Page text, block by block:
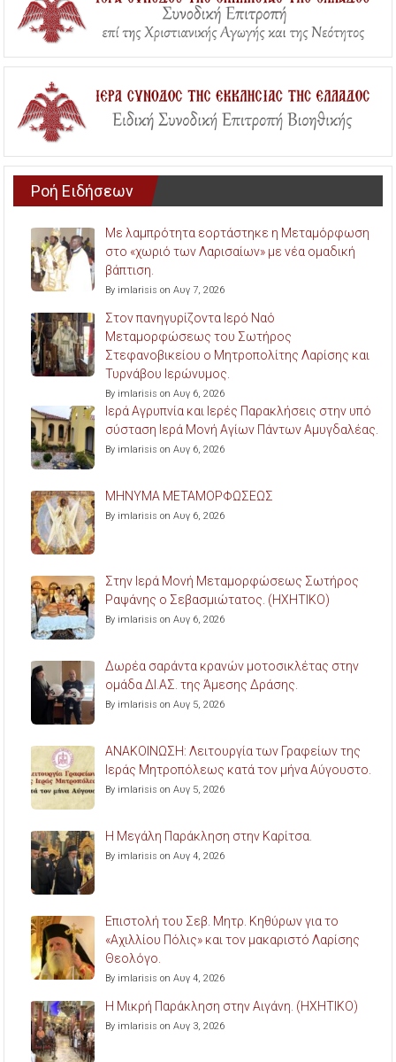
Ροή Ειδήσεων
Με λαμπρότητα εορτάστηκε η Μεταμόρφωση
στο «χωριό των Λαρισαίων» με νέα ομαδική
βάπτιση.
By imlarisis on Αυγ 7, 2026
Στον πανηγυρίζοντα Ιερό Ναό
Μεταμορφώσεως του Σωτήρος
Στεφανοβικείου ο Μητροπολίτης Λαρίσης και
Τυρνάβου Ιερώνυμος.
By imlarisis on Αυγ 6, 2026
Ιερά Αγρυπνία και Ιερές Παρακλήσεις στην υπό
σύσταση Ιερά Μονή Αγίων Πάντων Αμυγδαλέας.
By imlarisis on Αυγ 6, 2026
ΜΗΝΥΜΑ ΜΕΤΑΜΟΡΦΩΣΕΩΣ
By imlarisis on Αυγ 6, 2026
Στην Ιερά Μονή Μεταμορφώσεως Σωτήρος
Ραψάνης ο Σεβασμιώτατος. (ΗΧΗΤΙΚΟ)
By imlarisis on Αυγ 6, 2026
Δωρέα σαράντα κρανών μοτοσικλέτας στην
ομάδα ΔΙ.ΑΣ. της Άμεσης Δράσης.
By imlarisis on Αυγ 5, 2026
ΑΝΑΚΟΙΝΩΣΗ: Λειτουργία των Γραφείων της
Ιεράς Μητροπόλεως κατά τον μήνα Αύγουστο.
By imlarisis on Αυγ 5, 2026
Η Μεγάλη Παράκληση στην Καρίτσα.
By imlarisis on Αυγ 4, 2026
Επιστολή του Σεβ. Μητρ. Κηθύρων για το
«Αχιλλίου Πόλις» και τον μακαριστό Λαρίσης
Θεολόγο.
By imlarisis on Αυγ 4, 2026
Η Μικρή Παράκληση στην Αιγάνη. (ΗΧΗΤΙΚΟ)
By imlarisis on Αυγ 3, 2026